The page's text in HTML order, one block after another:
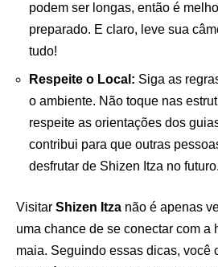
podem ser longas, então é
preparado. E claro, leve sua
tudo!
Respeite o Local: Siga as
o ambiente. Não toque nas
respeite as orientações dos
contribui para que outras
desfrutar de Shizen Itza no futuro.
Visitar Shizen Itza não é apenas
uma chance de se conectar com a
maia. Seguindo essas dicas, você